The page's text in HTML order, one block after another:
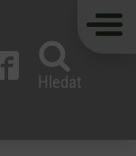
Hledat